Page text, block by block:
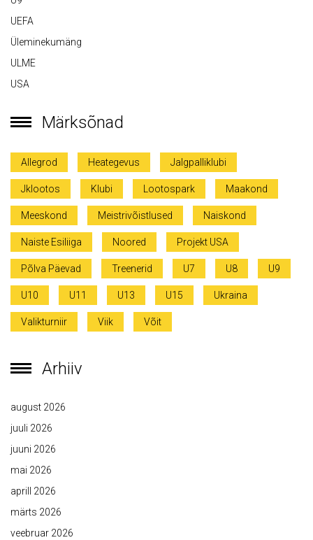
UEFA
Üleminekumäng
ULME
USA
Märksõnad
Allegrod Heategevus Jalgpalliklubi
Jklootos Klubi Lootospark Maakond
Meeskond Meistrivõistlused Naiskond
Naiste Esiliiga Noored Projekt USA
Põlva Päevad Treenerid U7 U8 U9
U10 U11 U13 U15 Ukraina
Valikturniir Viik Võit
Arhiiv
august 2026
juuli 2026
juuni 2026
mai 2026
aprill 2026
märts 2026
veebruar 2026